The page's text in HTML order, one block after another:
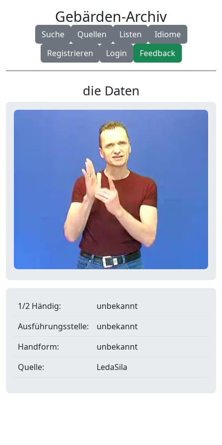
Gebärden-Archiv
Suche Quellen Listen
Idiome
Registrieren
Login Feedback
die Daten
1/2 Händig:
unbekannt
Ausführungsstelle:
unbekannt
Handform:
unbekannt
Quelle:
LedaSila